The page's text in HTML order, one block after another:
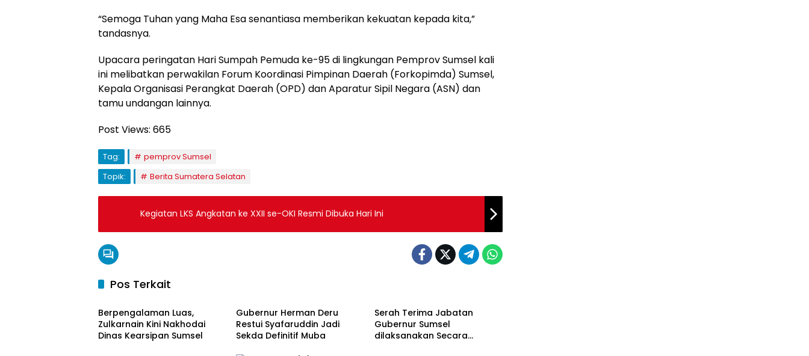
“Semoga Tuhan yang Maha Esa senantiasa memberikan kekuatan kepada kita,”
tandasnya.
Upacara peringatan Hari Sumpah Pemuda ke-95 di lingkungan Pemprov Sumsel kali
ini melibatkan perwakilan Forum Koordinasi Pimpinan Daerah (Forkopimda) Sumsel,
Kepala Organisasi Perangkat Daerah (OPD) dan Aparatur Sipil Negara (ASN) dan
tamu undangan lainnya.
Post Views: 665
Tag:
pemprov Sumsel
Topik:
Berita Sumatera Selatan
Kegiatan LKS Angkatan ke XXII se-OKI Resmi Dibuka Hari Ini
Pos Terkait
Pemprov Sumsel
Berpengalaman Luas,
Zulkarnain Kini Nakhodai
Dinas Kearsipan Sumsel
Gubernur Herman Deru
Restui Syafaruddin Jadi
Sekda Definitif Muba
Serah Terima Jabatan
Gubernur Sumsel
dilaksanakan Secara
Pemprov Sumsel Pemprov Sumsel